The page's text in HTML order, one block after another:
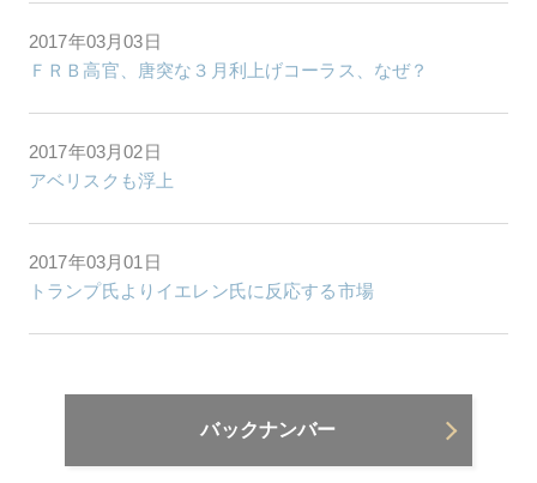
2017年03月03日
ＦＲＢ高官、唐突な３月利上げコーラス、なぜ？
2017年03月02日
アベリスクも浮上
2017年03月01日
トランプ氏よりイエレン氏に反応する市場
バックナンバー